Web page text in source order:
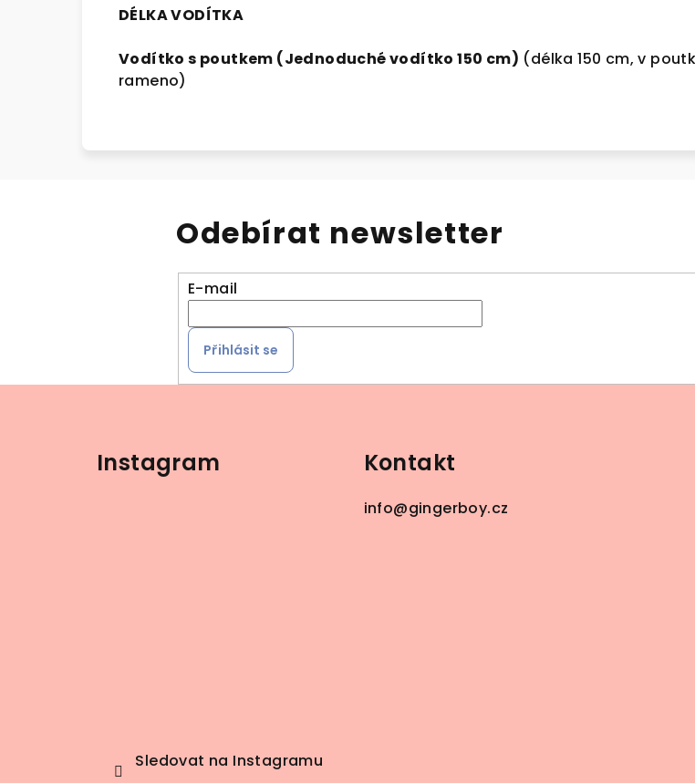
DÉLKA VODÍTKA
Vodítko s poutkem (Jednoduché vodítko 150 cm) (délka 150 cm, v
rameno)
Odebírat newsletter
E-mail
Přihlásit se
Instagram
Sledovat na Instagramu
Kontakt
info@gingerboy.cz